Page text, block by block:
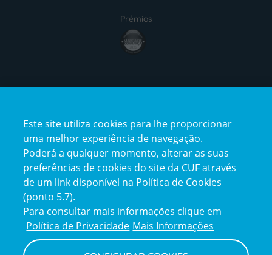
Prémios
award4
certification2certification3
Reclamações
e
elogios
Este site utiliza cookies para lhe proporcionar
uma melhor experiência de navegação.
Poderá a qualquer momento, alterar as suas
preferências de cookies do site da CUF através
de um link disponível na Política de Cookies
(ponto 5.7).
Para consultar mais informações clique em
Política de Privacidade Mais Informações